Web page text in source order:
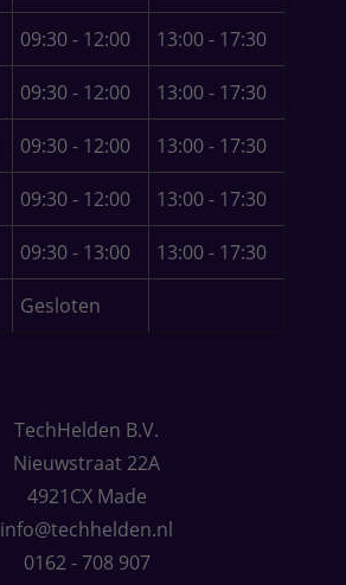
09:30 - 12:00 13:00 - 17:30
09:30 - 12:00 13:00 - 17:30
09:30 - 12:00 13:00 - 17:30
09:30 - 12:00 13:00 - 17:30
09:30 - 13:00 13:00 - 17:30
Gesloten
TechHelden B.V.
Nieuwstraat 22A
4921CX Made
info@techhelden.nl
0162 - 708 907